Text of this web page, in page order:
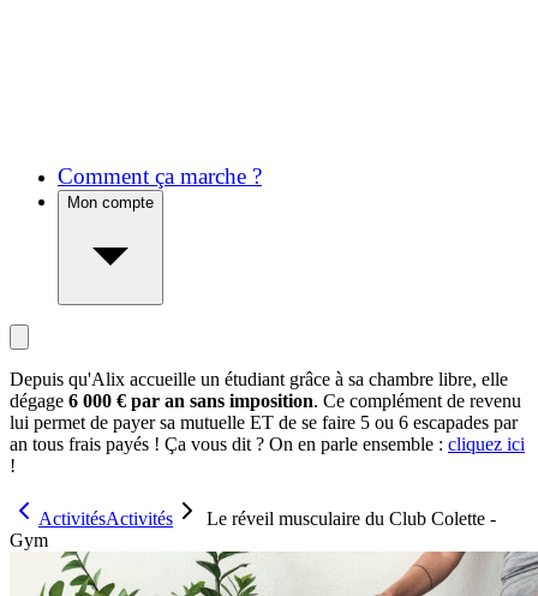
Comment ça marche ?
Mon compte
Depuis qu'Alix accueille un étudiant grâce à sa chambre libre, elle
dégage 6 000 € par an sans imposition. Ce complément de revenu
lui permet de payer sa mutuelle ET de se faire 5 ou 6 escapades par
an tous frais payés ! Ça vous dit ? On en parle ensemble : cliquez ici
!
ActivitésActivités
Le réveil musculaire du Club Colette -
Gym